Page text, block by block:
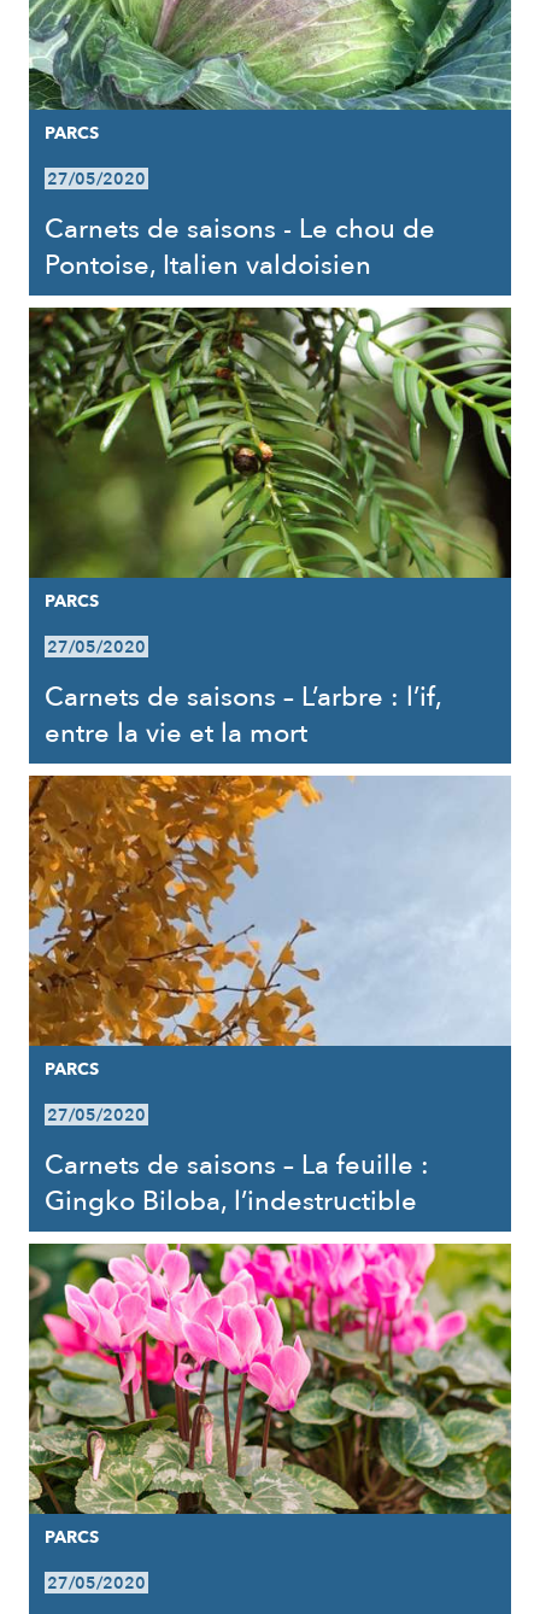
PARCS
27/05/2020
Carnets de saisons - Le chou de
Pontoise, Italien valdoisien
PARCS
27/05/2020
Carnets de saisons – L’arbre : l’if,
entre la vie et la mort
PARCS
27/05/2020
Carnets de saisons – La feuille :
Gingko Biloba, l’indestructible
PARCS
27/05/2020